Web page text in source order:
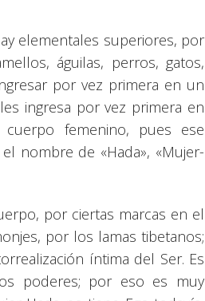
elementales superiores, por
águilas, perros, gatos,
por vez primera en un
ingresa por vez primera en
femenino, pues ese
nombre de «Hada», «Mujer-
por ciertas marcas en el
por los lamas tibetanos;
íntima del Ser. Es
poderes; por eso es muy